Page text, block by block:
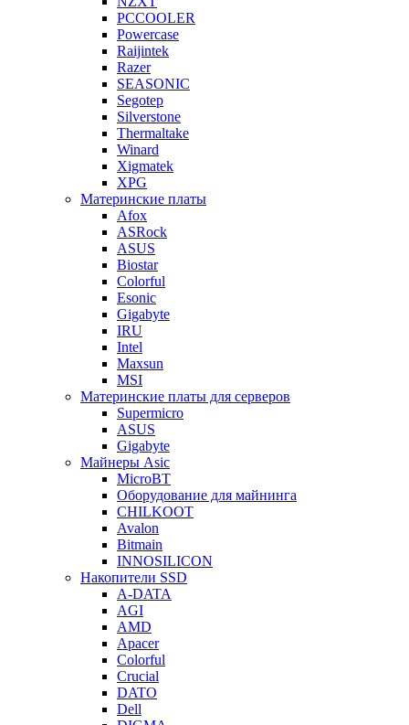
PCCOOLER
Powercase
Raijintek
Razer
SEASONIC
Segotep
Silverstone
Thermaltake
Winard
Xigmatek
XPG
Материнские платы
Afox
ASRock
ASUS
Biostar
Colorful
Esonic
Gigabyte
IRU
Intel
Maxsun
MSI
Материнские платы для серверов
Supermicro
ASUS
Gigabyte
Майнеры Asic
MicroBT
Оборудование для майнинга
CHILKOOT
Avalon
Bitmain
INNOSILICON
Накопители SSD
A-DATA
AGI
AMD
Apacer
Colorful
Crucial
DATO
Dell